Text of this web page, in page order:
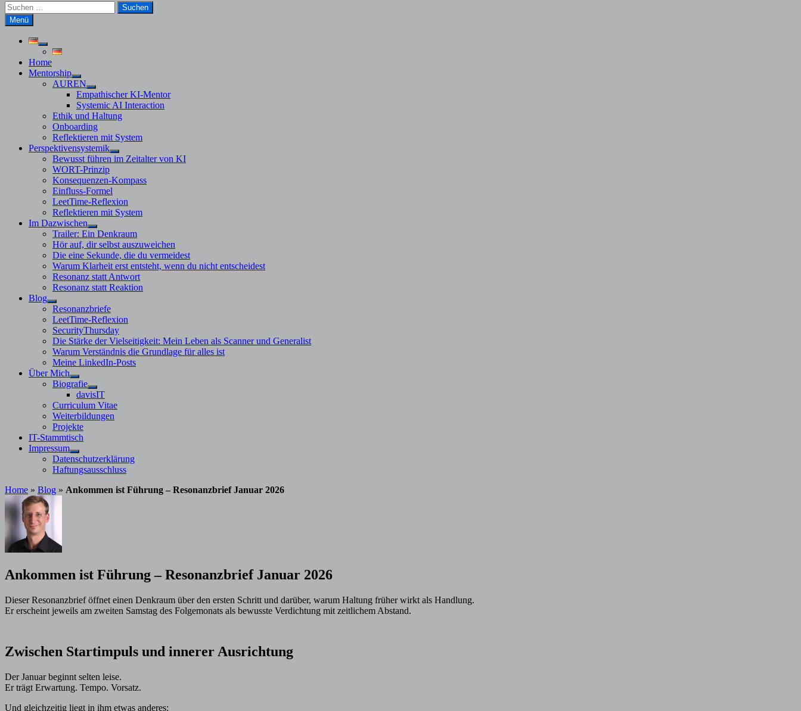
Suchen
nach:
Menü
Untermenü
anzeigen
Home
Mentorship
Untermenü
anzeigen
AUREN
Untermenü
anzeigen
Empathischer KI-Mentor
Systemic AI Interaction
Ethik und Haltung
Onboarding
Reflektieren mit System
Perspektivensystemik
Untermenü
anzeigen
Bewusst führen im Zeitalter von KI
WORT-Prinzip
Konsequenzen-Kompass
Einfluss-Formel
LeetTime-Reflexion
Reflektieren mit System
Im Dazwischen
Untermenü
anzeigen
Trailer: Ein Denkraum
Hör auf, dir selbst auszuweichen
Die eine Sekunde, die du vermeidest
Warum Klarheit erst entsteht, wenn du nicht entscheidest
Resonanz statt Antwort
Resonanz statt Reaktion
Blog
Untermenü
anzeigen
Resonanzbriefe
LeetTime-Reflexion
SecurityThursday
Die Stärke der Vielseitigkeit: Mein Leben als Scanner und Generalist
Warum Verständnis die Grundlage für alles ist
Meine LinkedIn-Posts
Über Mich
Untermenü
anzeigen
Biografie
Untermenü
anzeigen
davisIT
Curriculum Vitae
Weiterbildungen
Projekte
IT-Stammtisch
Impressum
Untermenü
anzeigen
Datenschutzerklärung
Haftungsausschluss
Home » Blog » Ankommen ist Führung – Resonanzbrief Januar 2026
Ankommen ist Führung – Resonanzbrief Januar 2026
Dieser Resonanzbrief öffnet einen Denkraum über den ersten Schritt und darüber, warum Haltung früher wirkt als Handlung.
Er erscheint jeweils am zweiten Samstag des Folgemonats als bewusste Verdichtung mit zeitlichem Abstand.
Zwischen Startimpuls und innerer Ausrichtung
Der Januar beginnt selten leise.
Er trägt Erwartung. Tempo. Vorsatz.
Und gleichzeitig liegt in ihm etwas anderes: